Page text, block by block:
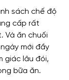
sách chế độ
cấp rất
Và ăn chuối
mới đầy
giác lâu đói,
bữa ăn.